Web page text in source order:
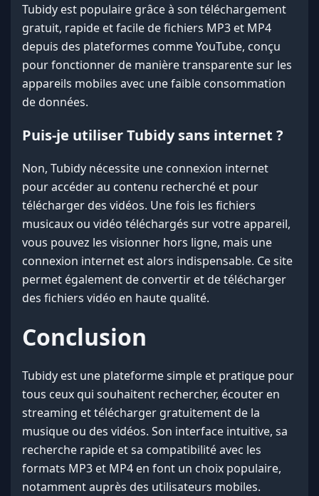
Tubidy est populaire grâce à son téléchargement
gratuit, rapide et facile de fichiers MP3 et MP4
depuis des plateformes comme YouTube, conçu
pour fonctionner de manière transparente sur les
appareils mobiles avec une faible consommation
de données.
Puis-je utiliser Tubidy sans internet ?
Non, Tubidy nécessite une connexion internet
pour accéder au contenu recherché et pour
télécharger des vidéos. Une fois les fichiers
musicaux ou vidéo téléchargés sur votre appareil,
vous pouvez les visionner hors ligne, mais une
connexion internet est alors indispensable. Ce site
permet également de convertir et de télécharger
des fichiers vidéo en haute qualité.
Conclusion
Tubidy est une plateforme simple et pratique pour
tous ceux qui souhaitent rechercher, écouter en
streaming et télécharger gratuitement de la
musique ou des vidéos. Son interface intuitive, sa
recherche rapide et sa compatibilité avec les
formats MP3 et MP4 en font un choix populaire,
notamment auprès des utilisateurs mobiles.